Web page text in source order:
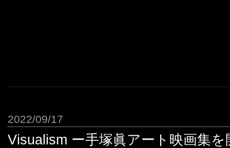
2022/09/17
Visualism ー手塚眞アート映画集